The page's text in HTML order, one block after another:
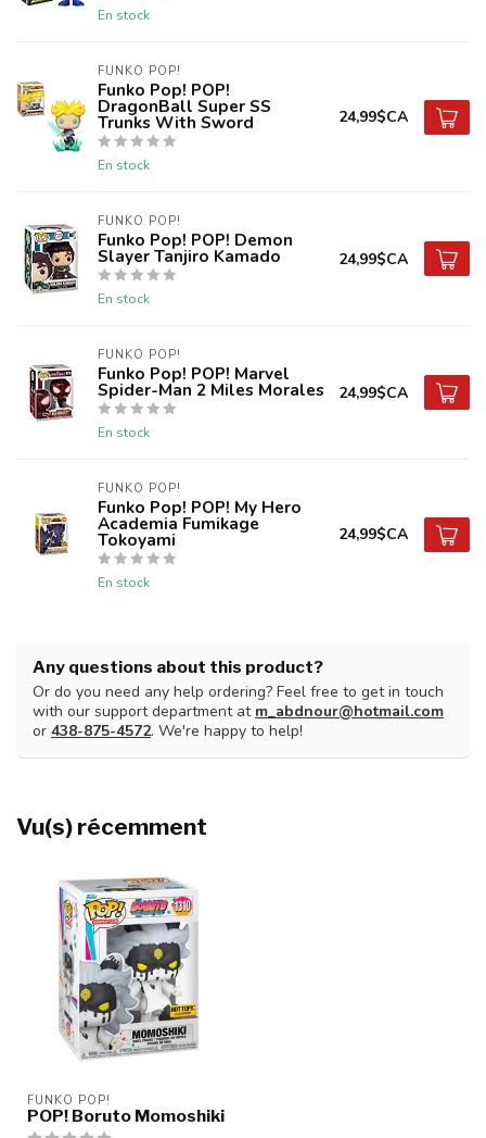
En stock
FUNKO POP!
Funko Pop! POP!
DragonBall Super SS
Trunks With Sword
En stock
24,99$CA
FUNKO POP!
Funko Pop! POP! Demon
Slayer Tanjiro Kamado
En stock
24,99$CA
FUNKO POP!
Funko Pop! POP! Marvel
Spider-Man 2 Miles Morales
En stock
24,99$CA
FUNKO POP!
Funko Pop! POP! My Hero
Academia Fumikage
Tokoyami
En stock
24,99$CA
Any questions about this product?
Or do you need any help ordering? Feel free to get in touch
with our support department at m_abdnour@hotmail.com
or 438-875-4572. We're happy to help!
Vu(s) récemment
FUNKO POP!
POP! Boruto Momoshiki